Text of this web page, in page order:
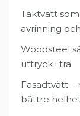
Taktvätt
avrinning
Woodsteel
uttryck i trä
Fasadtvätt –
bättre